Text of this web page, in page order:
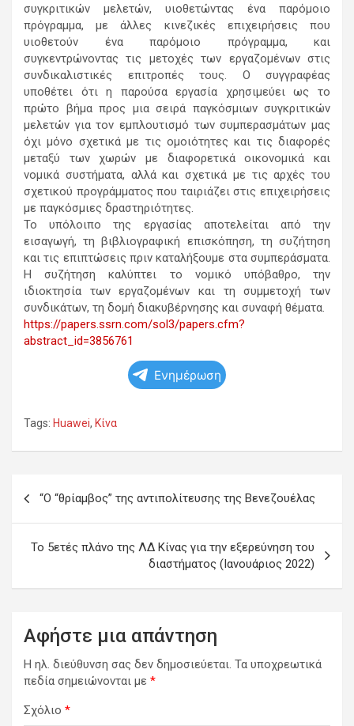
συγκριτικών μελετών, υιοθετώντας ένα παρόμοιο
πρόγραμμα, με άλλες κινεζικές επιχειρήσεις που
υιοθετούν ένα παρόμοιο πρόγραμμα, και
συγκεντρώνοντας τις μετοχές των εργαζομένων στις
συνδικαλιστικές επιτροπές τους. Ο συγγραφέας
υποθέτει ότι η παρούσα εργασία χρησιμεύει ως το
πρώτο βήμα προς μια σειρά παγκόσμιων συγκριτικών
μελετών για τον εμπλουτισμό των συμπερασμάτων μας
όχι μόνο σχετικά με τις ομοιότητες και τις διαφορές
μεταξύ των χωρών με διαφορετικά οικονομικά και
νομικά συστήματα, αλλά και σχετικά με τις αρχές του
σχετικού προγράμματος που ταιριάζει στις επιχειρήσεις
με παγκόσμιες δραστηριότητες.
Το υπόλοιπο της εργασίας αποτελείται από την
εισαγωγή, τη βιβλιογραφική επισκόπηση, τη συζήτηση
και τις επιπτώσεις πριν καταλήξουμε στα συμπεράσματα.
Η συζήτηση καλύπτει το νομικό υπόβαθρο, την
ιδιοκτησία των εργαζομένων και τη συμμετοχή των
συνδικάτων, τη δομή διακυβέρνησης και συναφή θέματα.
https://papers.ssrn.com/sol3/papers.cfm?
abstract_id=3856761
Ενημέρωση
Tags: Huawei, Κίνα
άρθρων
“Ο “θρίαμβος” της αντιπολίτευσης της Βενεζουέλας
Το 5ετές πλάνο της ΛΔ Κίνας για την εξερεύνηση του
διαστήματος (Ιανουάριος 2022)
Αφήστε μια απάντηση
Η ηλ. διεύθυνση σας δεν δημοσιεύεται. Τα υποχρεωτικά
πεδία σημειώνονται με *
Σχόλιο *